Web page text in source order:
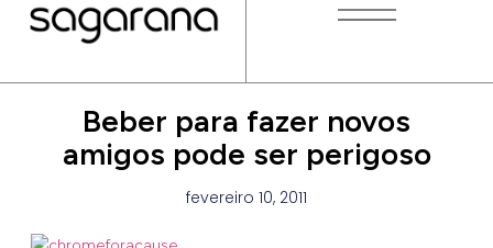
Beber para fazer novos
amigos pode ser perigoso
fevereiro 10, 2011